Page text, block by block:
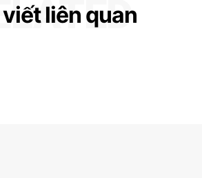
viết liên quan